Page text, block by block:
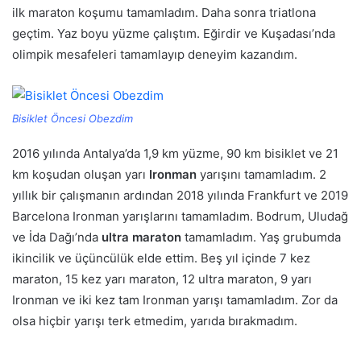
ilk maraton koşumu tamamladım. Daha sonra triatlona
geçtim. Yaz boyu yüzme çalıştım. Eğirdir ve Kuşadası’nda
olimpik mesafeleri tamamlayıp deneyim kazandım.
Bisiklet Öncesi Obezdim
2016 yılında Antalya’da 1,9 km yüzme, 90 km bisiklet ve 21
km koşudan oluşan yarı Ironman yarışını tamamladım. 2
yıllık bir çalışmanın ardından 2018 yılında Frankfurt ve 2019
Barcelona Ironman yarışlarını tamamladım. Bodrum, Uludağ
ve İda Dağı’nda ultra maraton tamamladım. Yaş grubumda
ikincilik ve üçüncülük elde ettim. Beş yıl içinde 7 kez
maraton, 15 kez yarı maraton, 12 ultra maraton, 9 yarı
Ironman ve iki kez tam Ironman yarışı tamamladım. Zor da
olsa hiçbir yarışı terk etmedim, yarıda bırakmadım.